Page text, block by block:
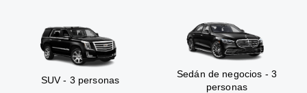
SUV - 3 personas
Sedán de negocios - 3
personas